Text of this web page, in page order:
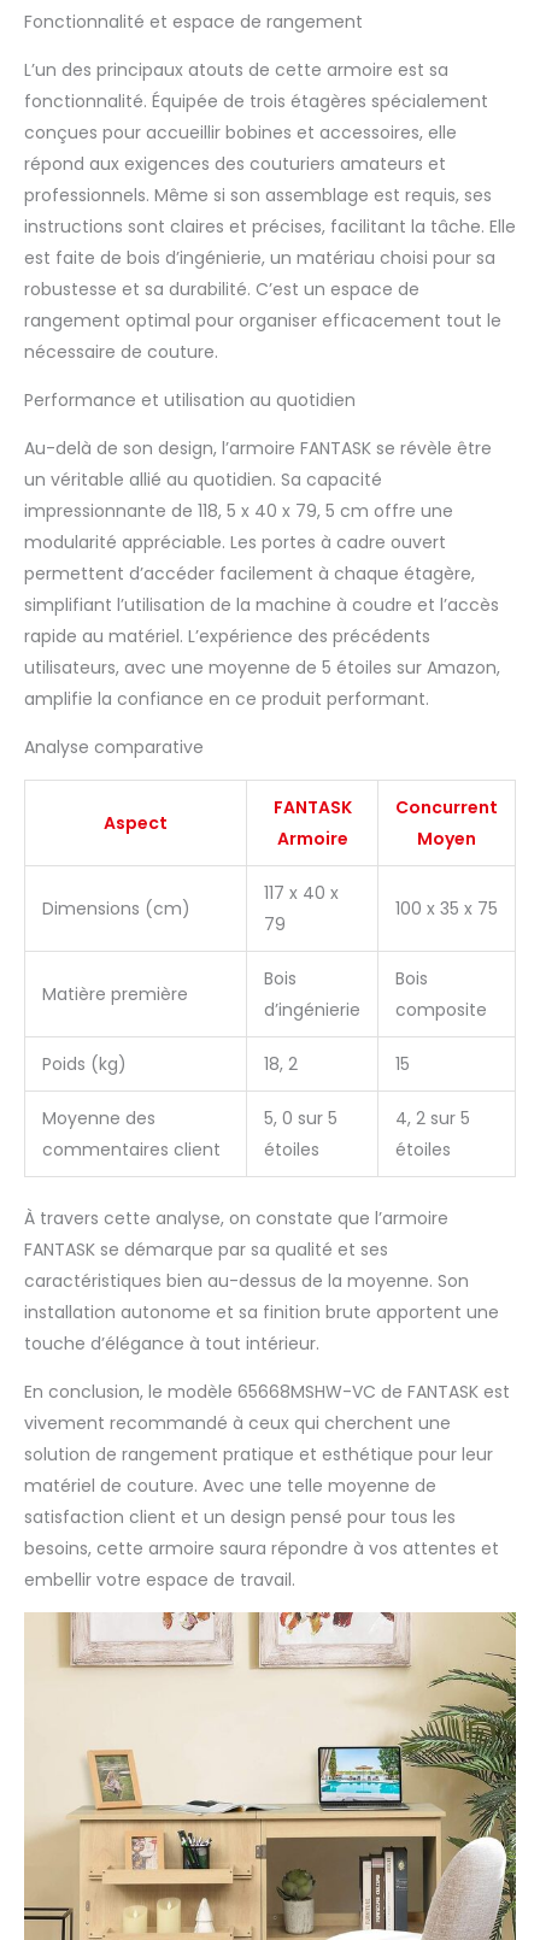
Fonctionnalité et espace de rangement
L’un des principaux atouts de cette armoire est sa
fonctionnalité. Équipée de trois étagères spécialement
conçues pour accueillir bobines et accessoires, elle
répond aux exigences des couturiers amateurs et
professionnels. Même si son assemblage est requis, ses
instructions sont claires et précises, facilitant la tâche. Elle
est faite de bois d’ingénierie, un matériau choisi pour sa
robustesse et sa durabilité. C’est un espace de
rangement optimal pour organiser efficacement tout le
nécessaire de couture.
Performance et utilisation au quotidien
Au-delà de son design, l’armoire FANTASK se révèle être
un véritable allié au quotidien. Sa capacité
impressionnante de 118, 5 x 40 x 79, 5 cm offre une
modularité appréciable. Les portes à cadre ouvert
permettent d’accéder facilement à chaque étagère,
simplifiant l’utilisation de la machine à coudre et l’accès
rapide au matériel. L’expérience des précédents
utilisateurs, avec une moyenne de 5 étoiles sur Amazon,
amplifie la confiance en ce produit performant.
Analyse comparative
Aspect
FANTASK
Armoire
Concurrent
Moyen
Dimensions (cm)
117 x 40 x
79
100 x 35 x 75
Matière première
Bois
d’ingénierie
Bois
composite
Poids (kg) 18, 2 15
Moyenne des
commentaires client
5, 0 sur 5
étoiles
4, 2 sur 5
étoiles
À travers cette analyse, on constate que l’armoire
FANTASK se démarque par sa qualité et ses
caractéristiques bien au-dessus de la moyenne. Son
installation autonome et sa finition brute apportent une
touche d’élégance à tout intérieur.
En conclusion, le modèle 65668MSHW-VC de FANTASK est
vivement recommandé à ceux qui cherchent une
solution de rangement pratique et esthétique pour leur
matériel de couture. Avec une telle moyenne de
satisfaction client et un design pensé pour tous les
besoins, cette armoire saura répondre à vos attentes et
embellir votre espace de travail.